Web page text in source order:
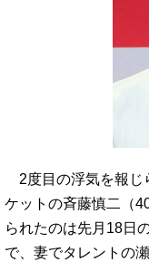
2度目の浮気を報じ
ケットの斉藤慎二（
られたのは先月18日
で、妻でタレントの